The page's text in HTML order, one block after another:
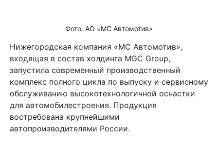
Фото: АО «МС Автомотив»
Нижегородская компания «МС Автомотив»,
входящая в состав холдинга MGC Group,
запустила современный производственный
комплекс полного цикла по выпуску и сервисному
обслуживанию высокотехнологичной оснастки
для автомобилестроения. Продукция
востребована крупнейшими
автопроизводителями России.